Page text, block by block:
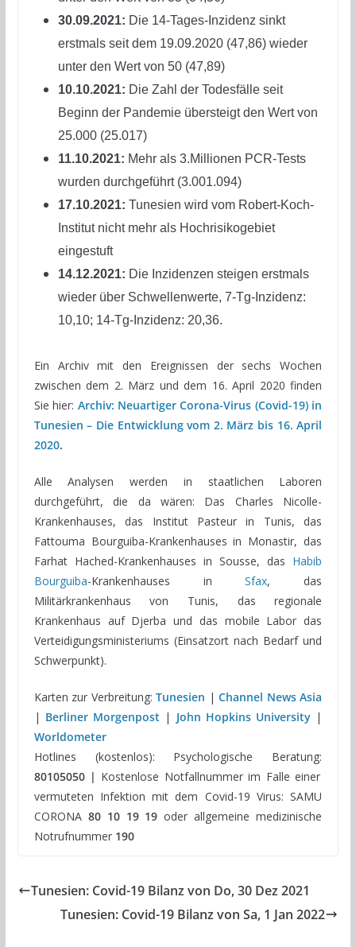
30.09.2021: Die 14-Tages-Inzidenz sinkt
erstmals seit dem 19.09.2020 (47,86) wieder
unter den Wert von 50 (47,89)
10.10.2021: Die Zahl der Todesfälle seit
Beginn der Pandemie übersteigt den Wert von
25.000 (25.017)
11.10.2021: Mehr als 3.Millionen PCR-Tests
wurden durchgeführt (3.001.094)
17.10.2021: Tunesien wird vom Robert-Koch-
Institut nicht mehr als Hochrisikogebiet
eingestuft
14.12.2021: Die Inzidenzen steigen erstmals
wieder über Schwellenwerte, 7-Tg-Inzidenz:
10,10; 14-Tg-Inzidenz: 20,36.
Ein Archiv mit den Ereignissen der sechs Wochen
zwischen dem 2. März und dem 16. April 2020 finden
Sie hier: Archiv: Neuartiger Corona-Virus (Covid-19) in
Tunesien – Die Entwicklung vom 2. März bis 16. April
2020.
Alle Analysen werden in staatlichen Laboren
durchgeführt, die da wären: Das Charles Nicolle-
Krankenhauses, das Institut Pasteur in Tunis, das
Fattouma Bourguiba-Krankenhauses in Monastir, das
Farhat Hached-Krankenhauses in Sousse, das Habib
Bourguiba-Krankenhauses inSfax, das
Militärkrankenhaus von Tunis, das regionale
Krankenhaus auf Djerba und das mobile Labor das
Verteidigungsministeriums (Einsatzort nach Bedarf und
Schwerpunkt).
Karten zur Verbreitung:Tunesien |Channel News Asia
| Berliner Morgenpost | John Hopkins University |
Worldometer
Hotlines (kostenlos): Psychologische Beratung:
80105050 | Kostenlose Notfallnummer im Falle einer
vermuteten Infektion mit dem Covid-19 Virus: SAMU
CORONA 80 10 19 19 oder allgemeine medizinische
Notrufnummer 190
Tunesien: Covid-19 Bilanz von Do, 30 Dez 2021
Tunesien: Covid-19 Bilanz von Sa, 1 Jan 2022